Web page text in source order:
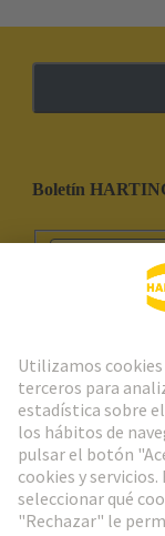
Boletín
Ir al registro
Social Media